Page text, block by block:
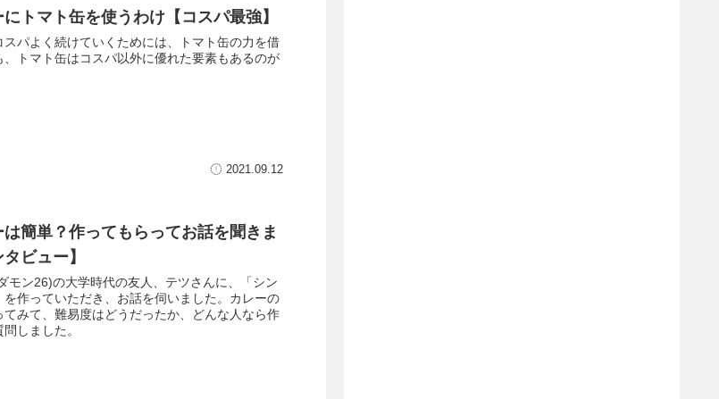
トマト缶を使うわけ【コスパ最強】
スパよく続けていくためには、トマト缶の力を借
、トマト缶はコスパ以外に優れた要素もあるのが
2021.09.12
簡単？作ってもらってお話を聞きま
ビュー】
モン26)の大学時代の友人、テツさんに、「シン
を作っていただき、お話を伺いました。カレーの
みて、難易度はどうだったか、どんな人なら作
しました。